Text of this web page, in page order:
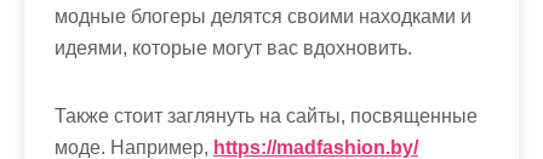
модные блогеры делятся своими находками и
идеями, которые могут вас вдохновить.
Также стоит заглянуть на сайты, посвященные
моде. Например, https://madfashion.by/